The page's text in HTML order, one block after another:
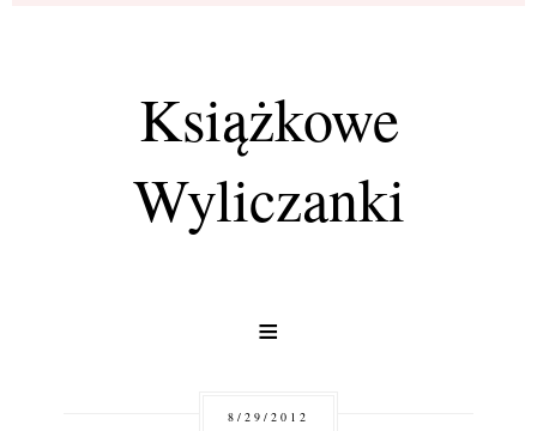
Książkowe
Wyliczanki
≡
8/29/2012